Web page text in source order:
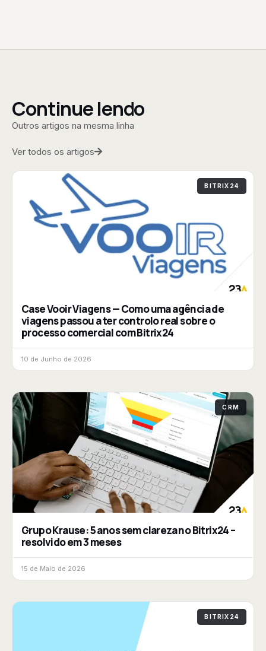
Continue lendo
Outros artigos na mesma linha
Ver todos os artigos
BITRIX24
Case Vooir Viagens — Como uma agência de
viagens passou a ter controlo real sobre o
processo comercial com Bitrix24
10 de Junho de 2026
CRM
Grupo Krause: 5 anos sem clareza no Bitrix24 –
resolvido em 3 meses
15 de Maio de 2026
BITRIX24